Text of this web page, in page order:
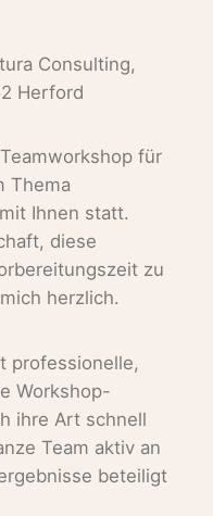
Consulting,
Herford
für
Thema
Ihnen statt.
diese
zu
herzlich.
professionelle,
Workshop-
ihre Art schnell
Team aktiv an
beteiligt